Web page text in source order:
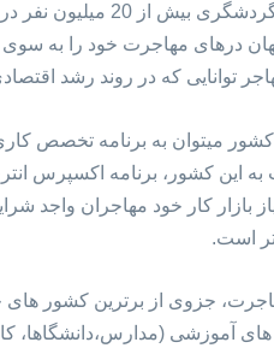
15 کشور دیدنی
درهای مهاجرت خود را به سوی
توانایی که در روند رشد
کشور میتوان به برنامه تخصص
بازار کار خود مهاجران واجد
است.
جزوی از برترین کشور
آموزشی (مدارس،دانشگاها،